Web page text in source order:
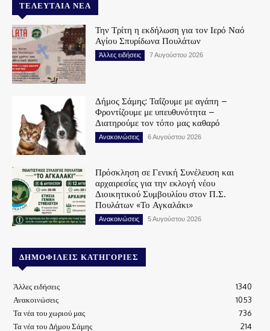
ΤΕΛΕΥΤΑΊΑ ΝΈΑ
Την Τρίτη η εκδήλωση για τον Ιερό Ναό
Αγίου Σπυρίδωνα Πουλάτων
Άλλες ειδήσεις 7 Αυγούστου 2026
Δήμος Σάμης: Ταΐζουμε με αγάπη –
Φροντίζουμε με υπευθυνότητα –
Διατηρούμε τον τόπο μας καθαρό
Ανακοινώσεις 6 Αυγούστου 2026
Πρόσκληση σε Γενική Συνέλευση και
αρχαιρεσίες για την εκλογή νέου
Διοικητικού Συμβουλίου στον Π.Σ.
Πουλάτων «Το Αγκαλάκι»
Ανακοινώσεις 5 Αυγούστου 2026
ΔΗΜΟΦΙΛΕΊΣ ΚΑΤΗΓΟΡΊΕΣ
Άλλες ειδήσεις
1340
Ανακοινώσεις
1053
Τα νέα του χωριού μας
736
Τα νέα του Δήμου Σάμης
214